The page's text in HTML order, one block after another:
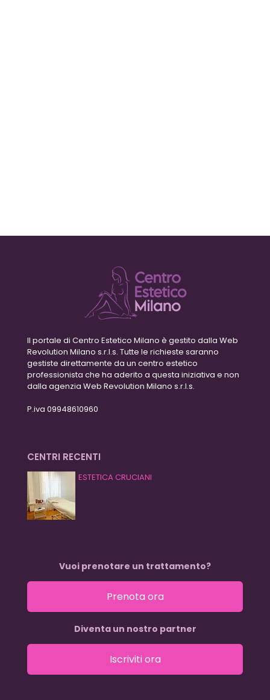
Il portale di Centro Estetico Milano è gestito dalla Web
Revolution Milano s.r.l.s. Tutte le richieste saranno
gestiste direttamente da un centro estetico
professionista che ha aderito a questa iniziativa e non
dalla agenzia Web Revolution Milano s.r.l.s.
P.iva 09948610960
CENTRI RECENTI
ESTETICA CRUCIANI
Vuoi prenotare un trattamento?
Prenota ora
Diventa un nostro partner
Iscriviti ora